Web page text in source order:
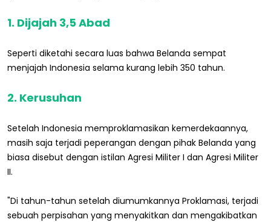
1. Dijajah 3,5 Abad
Seperti diketahi secara luas bahwa Belanda sempat
menjajah Indonesia selama kurang lebih 350 tahun.
2. Kerusuhan
Setelah Indonesia memproklamasikan kemerdekaannya,
masih saja terjadi peperangan dengan pihak Belanda yang
biasa disebut dengan istilan Agresi Militer I dan Agresi Militer
II.
"Di tahun-tahun setelah diumumkannya Proklamasi, terjadi
sebuah perpisahan yang menyakitkan dan mengakibatkan